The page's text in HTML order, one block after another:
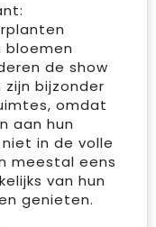
bloemen
de show
bijzonder
omdat
aan hun
in de volle
meestal eens
van hun
genieten.